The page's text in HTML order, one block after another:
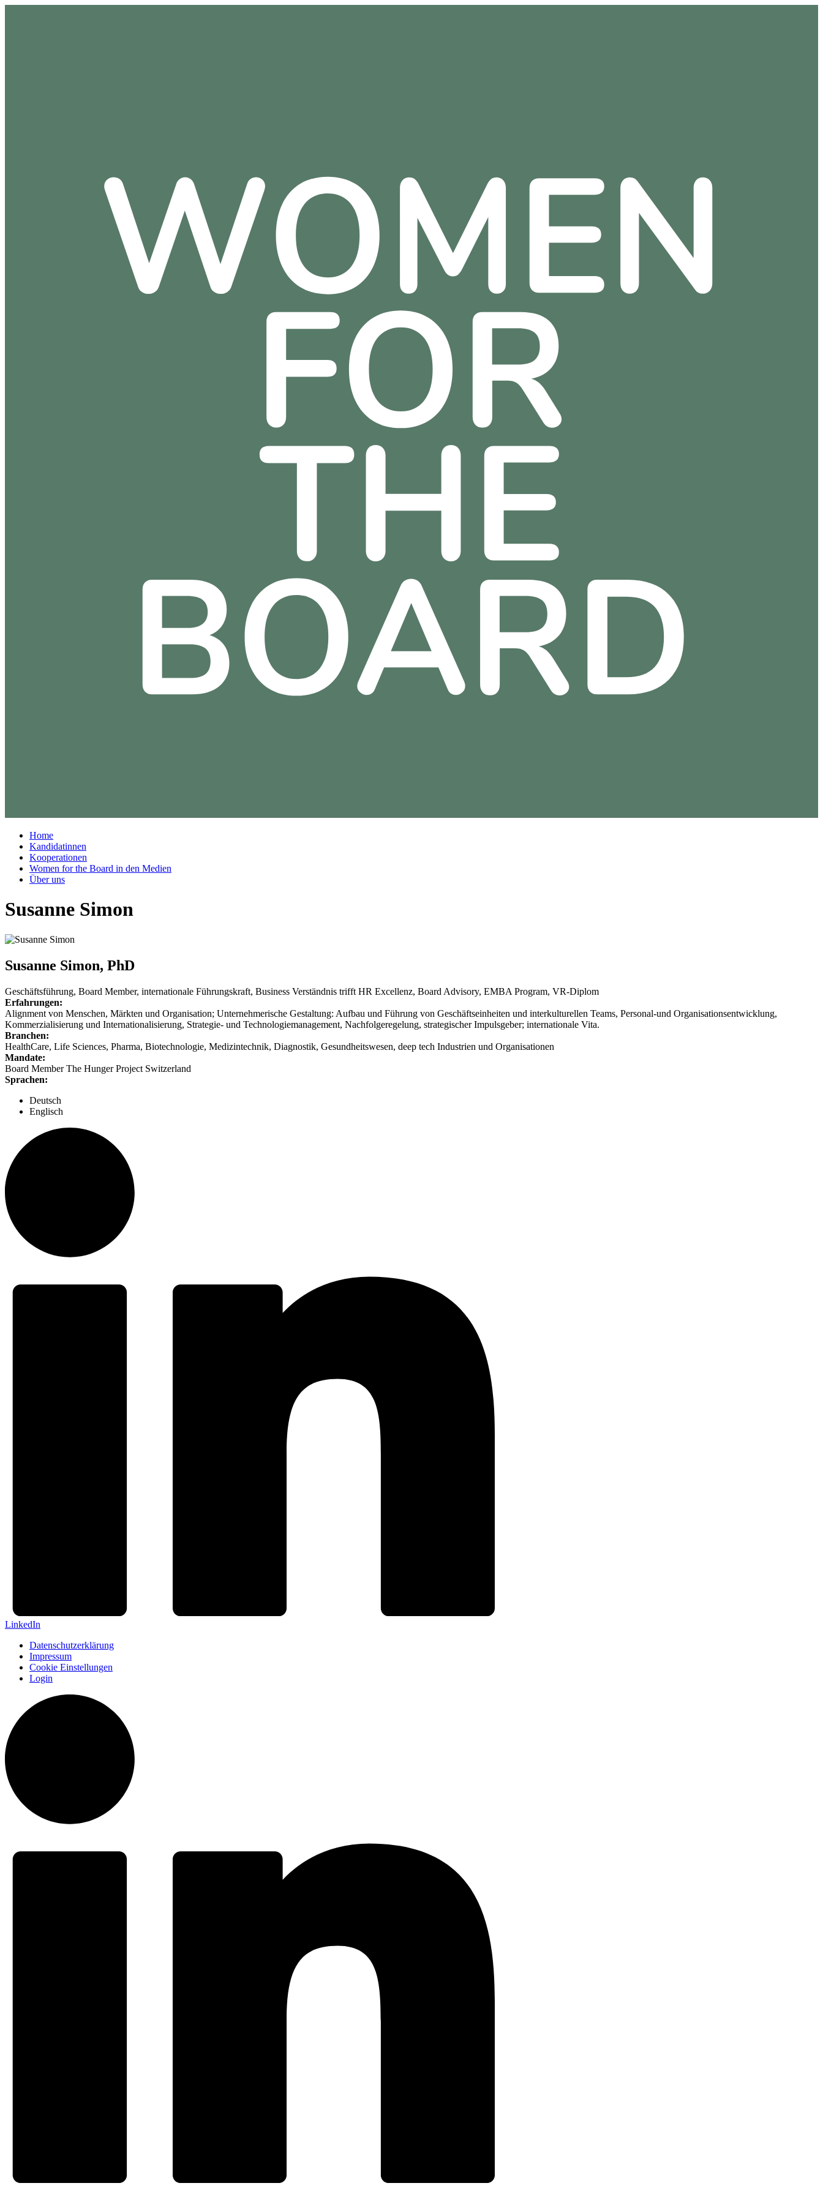
Home
Kandidatinnen
Kooperationen
Women for the Board in den Medien
Über uns
Susanne Simon
Susanne Simon, PhD
Geschäftsführung, Board Member, internationale Führungskraft, Business Verständnis trifft HR Excellenz, Board Advisory, EMBA Program, VR-Diplom
Erfahrungen:
Alignment von Menschen, Märkten und Organisation; Unternehmerische Gestaltung: Aufbau und Führung von Geschäftseinheiten und interkulturellen Teams, Personal-und Organisationsentwicklung,
Kommerzialisierung und Internationalisierung, Strategie- und Technologiemanagement, Nachfolgeregelung, strategischer Impulsgeber; internationale Vita.
Branchen:
HealthCare, Life Sciences, Pharma, Biotechnologie, Medizintechnik, Diagnostik, Gesundheitswesen, deep tech Industrien und Organisationen
Mandate:
Board Member The Hunger Project Switzerland
Sprachen:
Deutsch
Englisch
LinkedIn
Datenschutzerklärung
Impressum
Cookie Einstellungen
Login